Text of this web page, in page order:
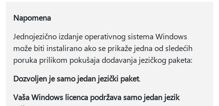
Napomena
Jednojezično izdanje operativnog sistema Windows
može biti instalirano ako se prikaže jedna od sledećih
poruka prilikom pokušaja dodavanja jezičkog paketa:
Dozvoljen je samo jedan jezički paket.
Vaša Windows licenca podržava samo jedan jezik